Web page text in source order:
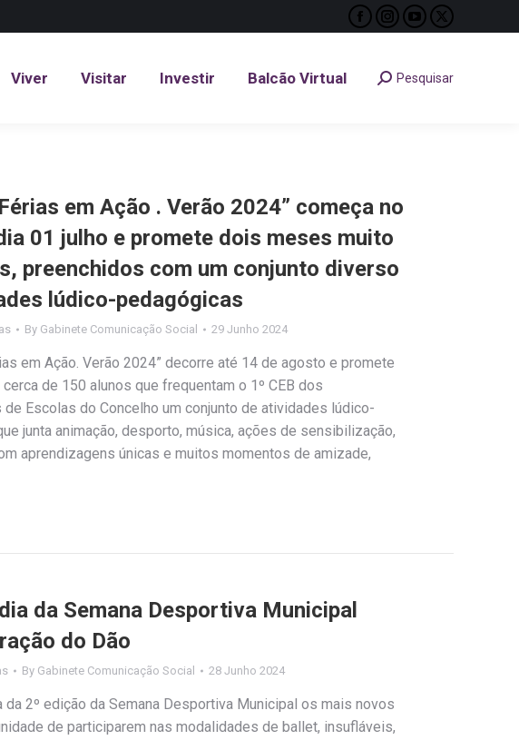
Facebook
opens
Instagram
opens
YouTube
opens
X
opens
Viver Visitar Investir Balcão Virtual Search:Pesquisar
em Ação . Verão 2024” começa no
01 julho e promete dois meses muito
preenchidos com um conjunto diverso
lúdico-pedagógicas
By Gabinete Comunicação Social 29 Junho 2024
em Ação. Verão 2024” decorre até 14 de agosto e promete
de 150 alunos que frequentam o 1º CEB dos
de Escolas do Concelho um conjunto de atividades lúdico-
junta animação, desporto, música, ações de sensibilização,
aprendizagens únicas e muitos momentos de amizade,
da Semana Desportiva Municipal
do Dão
By Gabinete Comunicação Social 28 Junho 2024
da 2º edição da Semana Desportiva Municipal os mais novos
de participarem nas modalidades de ballet, insufláveis,
Viver Visitar Investir Balcão Virtual Search:
Pesquisar